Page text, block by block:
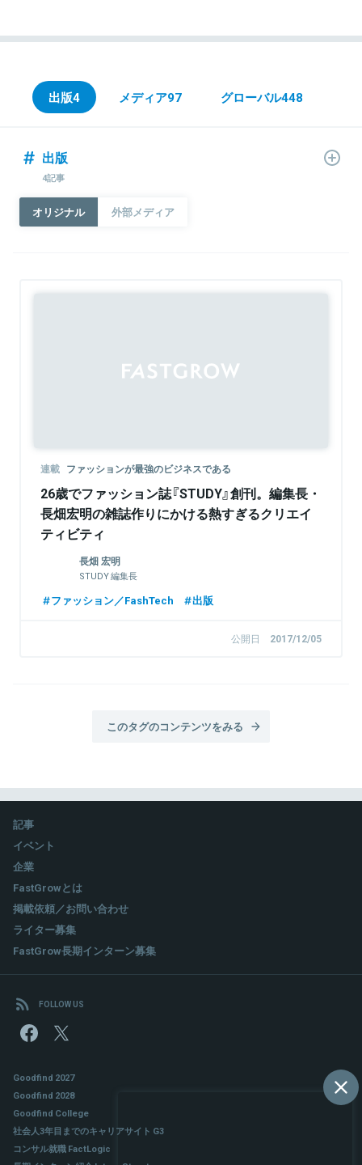
出版4 メディア97 グローバル448
出版
4記事
オリジナル 外部メディア
連載 ファッションが最強のビジネスである
26歳でファッション誌『STUDY』創刊。編集長・
長畑宏明の雑誌作りにかける熱すぎるクリエイ
ティビティ
長畑 宏明
STUDY 編集長
ファッション／FashTech 出版
公開日 2017/12/05
このタグのコンテンツをみる
記事
イベント
企業
FastGrowとは
掲載依頼／お問い合わせ
ライター募集
FastGrow長期インターン募集
FOLLOW US
Goodfind 2027
Goodfind 2028
Goodfind College
社会人3年目までのキャリアサイト G3
コンサル就職 FactLogic